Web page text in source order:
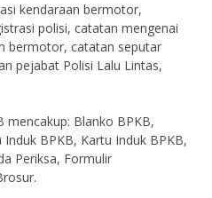
kendaraan bermotor,
polisi, catatan mengenai
bermotor, catatan seputar
pejabat Polisi Lalu Lintas,
mencakup: Blanko BPKB,
BPKB, Kartu Induk BPKB,
Periksa, Formulir